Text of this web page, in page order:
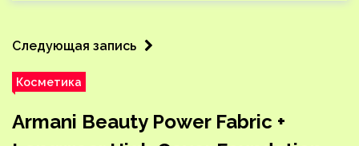
Следующая запись
Косметика
Armani Beauty Power Fabric +